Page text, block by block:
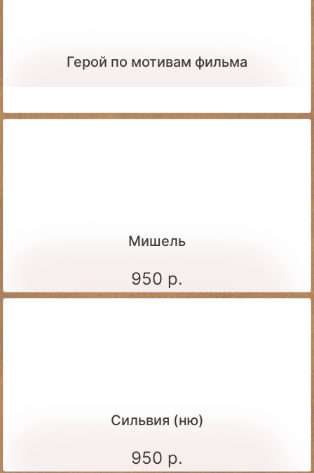
Герой по мотивам фильма
Мишель
950 р.
Сильвия (ню)
950 р.